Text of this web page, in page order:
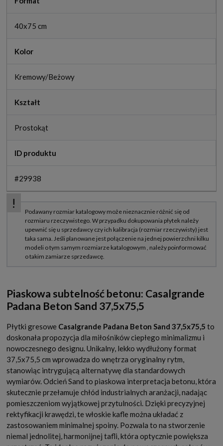
40x75 cm
Kolor
Kremowy/Beżowy
Kształt
Prostokąt
ID produktu
#29938
Piaskowa subtelność betonu: Casalgrande
Padana Beton Sand 37,5x75,5
Płytki gresowe Casalgrande Padana Beton Sand 37,5x75,5 to
doskonała propozycja dla miłośników ciepłego minimalizmu i
nowoczesnego designu. Unikalny, lekko wydłużony format
37,5x75,5 cm wprowadza do wnętrza oryginalny rytm,
stanowiąc intrygującą alternatywę dla standardowych
wymiarów. Odcień Sand to piaskowa interpretacja betonu, która
skutecznie przełamuje chłód industrialnych aranżacji, nadając
pomieszczeniom wyjątkowej przytulności. Dzięki precyzyjnej
rektyfikacji krawędzi, te włoskie kafle można układać z
zastosowaniem minimalnej spoiny. Pozwala to na stworzenie
niemal jednolitej, harmonijnej tafli, która optycznie powiększa